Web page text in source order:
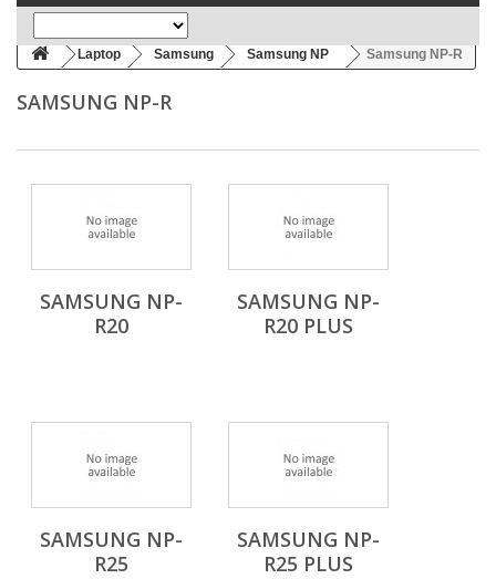
Laptop Samsung Samsung NP Samsung NP-R
SAMSUNG NP-R
SAMSUNG NP-
R20
SAMSUNG NP-
R20 PLUS
SAMSUNG NP-
R25
SAMSUNG NP-
R25 PLUS